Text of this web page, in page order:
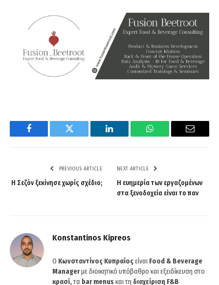
Facebook Twitter LinkedIn WhatsApp Email
PREVIOUS ARTICLE
Η Σεζόν ξεκίνησε χωρίς σχέδιο;
NEXT ARTICLE
Η ευημερία των εργαζομένων
στα ξενοδοχεία είναι το παν
Konstantinos Kipreos
Ο Κωνσταντίνος Κυπραίοςείναι Food & Beverage
Managerμε διοικητικό υπόβαθρο και εξειδίκευση στο
κρασί,τα bar menusκαι τη διαχείριση F&B